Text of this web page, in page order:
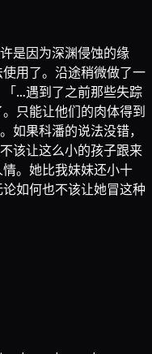
是因为深渊侵蚀的缘
用了。沿途稍微做了一
…遇到了之前那些失踪
只能让他们的肉体得到
如果科潘的说法没错，
该让这么小的孩子跟来
。她比我妹妹还小十
如何也不该让她冒这种